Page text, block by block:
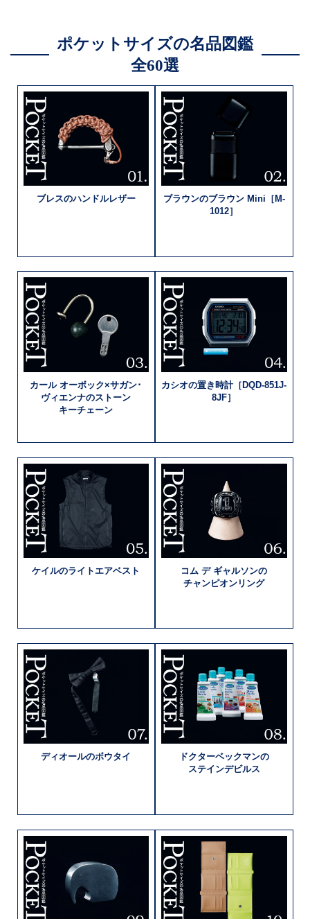
ポケットサイズの名品図鑑
全60選
ブレスのハンドルレザー ブラウンのブラウン Mini［M-
1012］
カールオーボック×サガン･
ヴィエンナのストーン
キーチェーン
カシオの置き時計［DQD-851J-
8JF］
ケイルのライトエアベスト コム デ ギャルソンの
チャンピオン リング
ディオールのボウタイ ドクターベックマンの
ステインデビルス